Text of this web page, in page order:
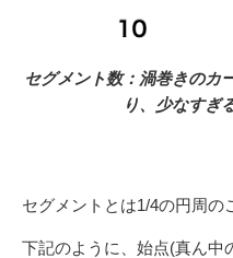
セグメント数：渦巻きのカ
り、少なすぎ
セグメントとは1/4の円周の
下記のように、始点(真ん中